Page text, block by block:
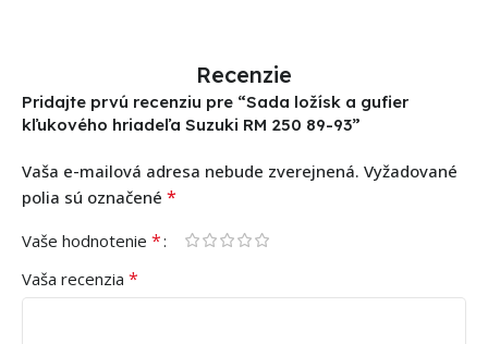
Recenzie
Pridajte prvú recenziu pre “Sada ložísk a gufier
kľukového hriadeľa Suzuki RM 250 89-93”
Vaša e-mailová adresa nebude zverejnená. Vyžadované
polia sú označené *
Vaše hodnotenie *
Vaša recenzia *